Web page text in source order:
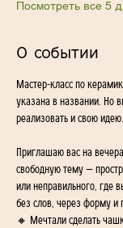
Посмотреть все 5
О событии
Мастер-класс по
указана в названии. Но
реализовать и свою идею.
Приглашаю вас на
свободную тему —
или неправильного, где
без слов, через форму и
🔸 Мечтали сделать